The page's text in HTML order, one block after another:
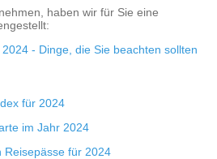
haben wir für Sie eine
- Dinge, die Sie beachten sollten
für 2024
im Jahr 2024
Reisepässe für 2024